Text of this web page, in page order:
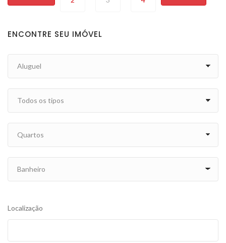
ENCONTRE SEU IMÓVEL
Localização